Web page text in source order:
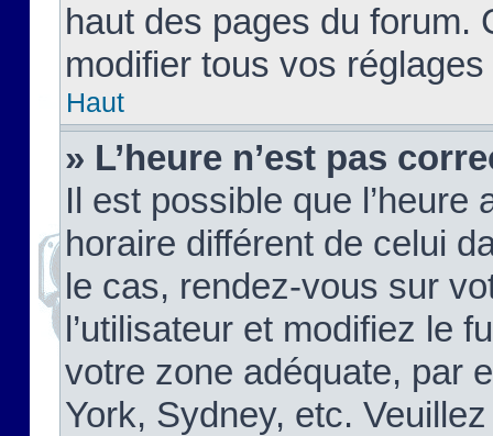
haut des pages du forum.
modifier tous vos
Haut
» L’heure n’est pas
Il est possible que
horaire différent de celui
le cas, rendez-vous sur
l’utilisateur et modifiez le
votre zone adéquate, par
York, Sydney, etc.